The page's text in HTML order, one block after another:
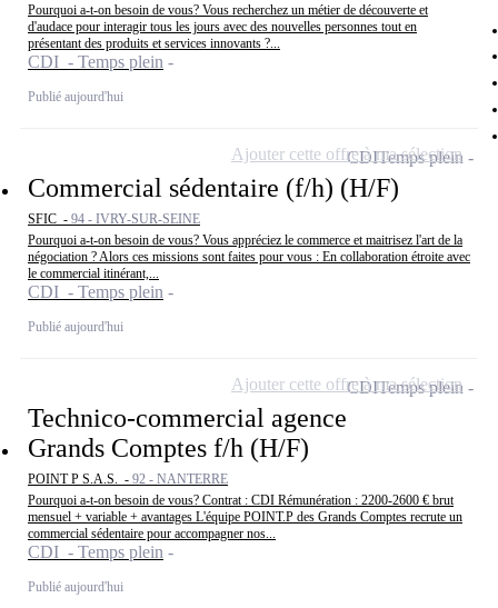
Pourquoi a-t-on besoin de vous? Vous recherchez un métier de découverte et
d'audace pour interagir tous les jours avec des nouvelles personnes tout en
présentant des produits et services innovants ?...
CDI - Temps plein
Publié aujourd'hui
Commercial sédentaire (f/h) (H/F)
SFIC - 94 - IVRY-SUR-SEINE
Pourquoi a-t-on besoin de vous? Vous appréciez le commerce et maitrisez l'art de la
négociation ? Alors ces missions sont faites pour vous : En collaboration étroite avec
le commercial itinérant,...
CDI - Temps plein
Publié aujourd'hui
CDITemps plein
Ajouter cette offre à ma sélection
Technico-commercial agence
Grands Comptes f/h (H/F)
POINT P S.A.S. - 92 - NANTERRE
Pourquoi a-t-on besoin de vous? Contrat : CDI Rémunération : 2200-2600 € brut
mensuel + variable + avantages L'équipe POINT.P des Grands Comptes recrute un
commercial sédentaire pour accompagner nos...
CDI - Temps plein
Publié aujourd'hui
CDITemps plein
Ajouter cette offre à ma sélection